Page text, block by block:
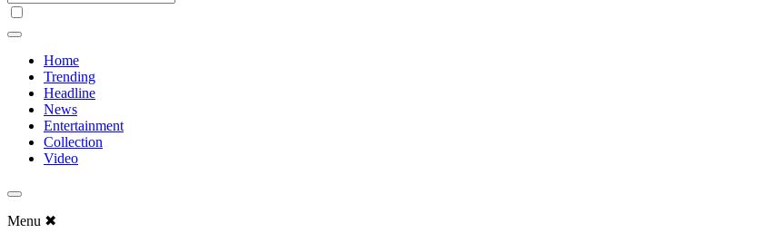
Home
Trending
Headline
News
Entertainment
Collection
Video
Menu ✖